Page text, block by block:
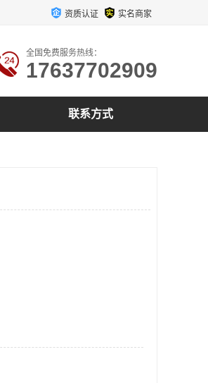
资质认证 实名商家
全国免费服务热线：
17637702909
联系方式